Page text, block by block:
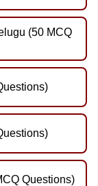
(50 MCQ
Questions)